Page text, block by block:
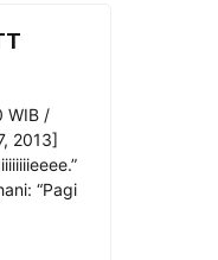
WIB /
2013]
“Pagi